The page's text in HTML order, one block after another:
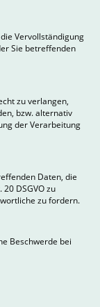
Vervollständigung
Sie betreffenden
zu verlangen,
bzw. alternativ
der Verarbeitung
Daten, die
DSGVO zu
zu fordern.
Beschwerde bei